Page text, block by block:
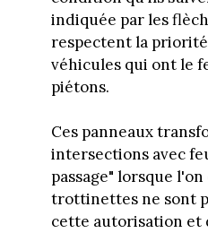
indiquée par les
respectent la
véhicules qui ont le
piétons.
Ces panneaux
intersections avec
passage" lorsque l'on
trottinettes ne sont
cette autorisation et